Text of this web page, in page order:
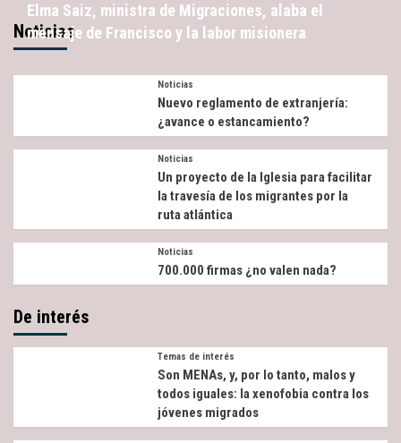
Noticias
Elma Saiz, ministra de Migraciones, alaba el
mensaje de Francisco y la labor misionera
Noticias
Nuevo reglamento de extranjería:
¿avance o estancamiento?
Noticias
Un proyecto de la Iglesia para facilitar
la travesía de los migrantes por la
ruta atlántica
Noticias
700.000 firmas ¿no valen nada?
De interés
Temas de interés
Son MENAs, y, por lo tanto, malos y
todos iguales: la xenofobia contra los
jóvenes migrados